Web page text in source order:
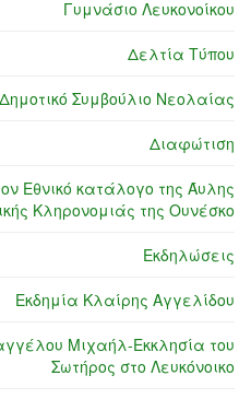
Γυμνάσιο Λευκονοίκου
Δελτία Τύπου
Δημοτικό Συμβούλιο Νεολαίας
Διαφώτιση
Εθνικό κατάλογο της Άυλης
Κληρονομιάς της Ουνέσκο
Εκδηλώσεις
Εκδημία Κλαίρης Αγγελίδου
Μιχαήλ-Εκκλησία του
Σωτήρος στο Λευκόνοικο